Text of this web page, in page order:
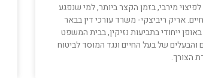
מירבי, בזמן הקצר ביותר, למי שנפגע
אריק ריביצקי- משרד עורכי דין בבאר
ייחודי בתביעות נזיקין, בבית המשפט
והבעלים של בעל החיים ונגד המוסד לביטוח
הצורך.